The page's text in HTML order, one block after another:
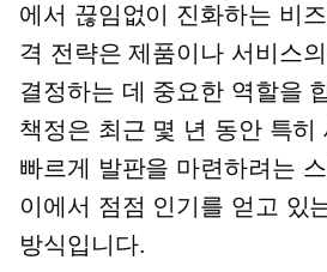
에서 끊임없이 진화하는 비
격 전략은 제품이나 서비스
결정하는 데 중요한 역할을
책정은 최근 몇 년 동안 특히
빠르게 발판을 마련하려는
이에서 점점 인기를 얻고 있
방식입니다.